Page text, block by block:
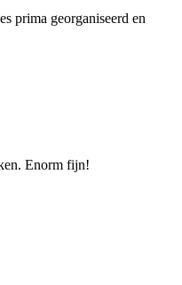
prima georganiseerd en
Enorm fijn!